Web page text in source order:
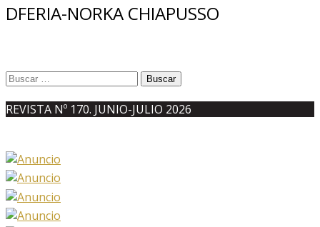
DFERIA-NORKA CHIAPUSSO
Buscar:
REVISTA Nº 170. JUNIO-JULIO 2026